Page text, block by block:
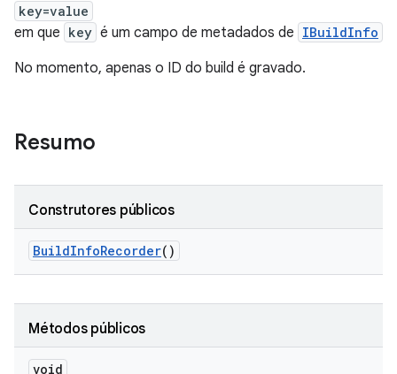
key=value
em que key é um campo de metadados de IBuildInfo
No momento, apenas o ID do build é gravado.
Resumo
Construtores públicos
BuildInfoRecorder()
Métodos públicos
void